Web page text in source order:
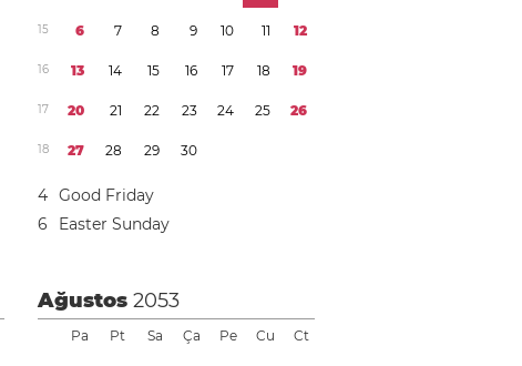
15 6 7 8 9 10 11 12
16 13 14 15 16 17 18 19
17 20 21 22 23 24 25 26
18 27 28 29 30
4 Good Friday
6
Easter Sunday
Ağustos2053
Pa Pt Sa Ça Pe Cu Ct